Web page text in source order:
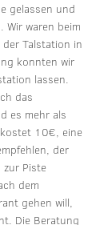
gelassen und
Wir waren beim
Talstation in
konnten wir
lassen.
das
es mehr als
10€, eine
der
Piste
dem
gehen will,
Die Beratung